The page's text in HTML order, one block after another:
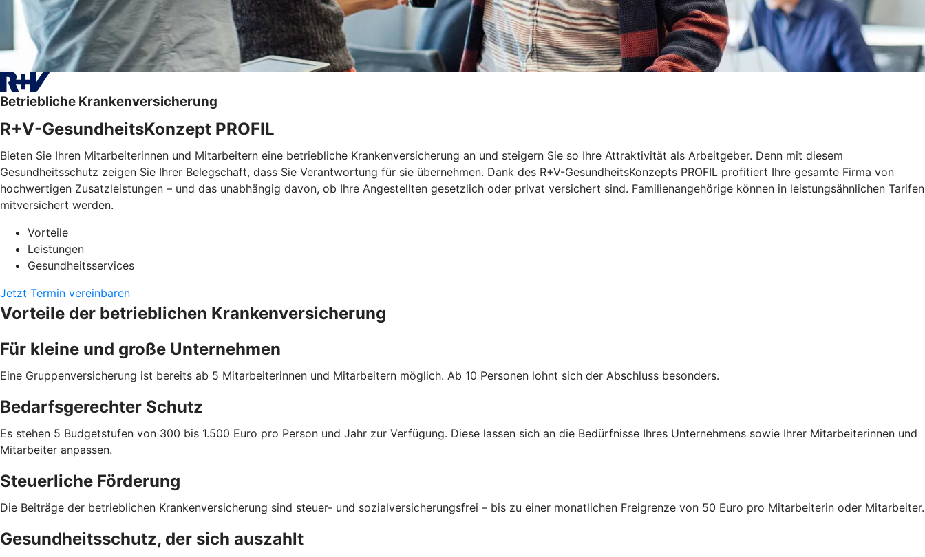
Betriebliche Krankenversicherung
R+V-GesundheitsKonzept PROFIL
Bieten Sie Ihren Mitarbeiterinnen und Mitarbeitern eine betriebliche Krankenversicherung an und steigern Sie so Ihre Attraktivität als Arbeitgeber. Denn mit diesem
Gesundheitsschutz zeigen Sie Ihrer Belegschaft, dass Sie Verantwortung für sie übernehmen. Dank des R+V-GesundheitsKonzepts PROFIL profitiert Ihre gesamte Firma von
hochwertigen Zusatzleistungen – und das unabhängig davon, ob Ihre Angestellten gesetzlich oder privat versichert sind. Familienangehörige können in leistungsähnlichen Tarifen
mitversichert werden.
Vorteile
Leistungen
Gesundheitsservices
Jetzt Termin vereinbaren
Vorteile der betrieblichen Krankenversicherung
Für kleine und große Unternehmen
Eine Gruppenversicherung ist bereits ab 5 Mitarbeiterinnen und Mitarbeitern möglich. Ab 10 Personen lohnt sich der Abschluss besonders.
Bedarfsgerechter Schutz
Es stehen 5 Budgetstufen von 300 bis 1.500 Euro pro Person und Jahr zur Verfügung. Diese lassen sich an die Bedürfnisse Ihres Unternehmens sowie Ihrer Mitarbeiterinnen und
Mitarbeiter anpassen.
Steuerliche Förderung
Die Beiträge der betrieblichen Krankenversicherung sind steuer- und sozialversicherungsfrei – bis zu einer monatlichen Freigrenze von 50 Euro pro Mitarbeiterin oder Mitarbeiter.
Gesundheitsschutz, der sich auszahlt